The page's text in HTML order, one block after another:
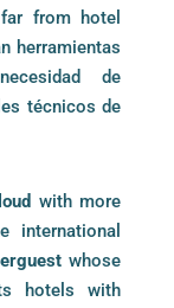
from hotel
herramientas
de
técnicos de
with more
international
whose
hotels with